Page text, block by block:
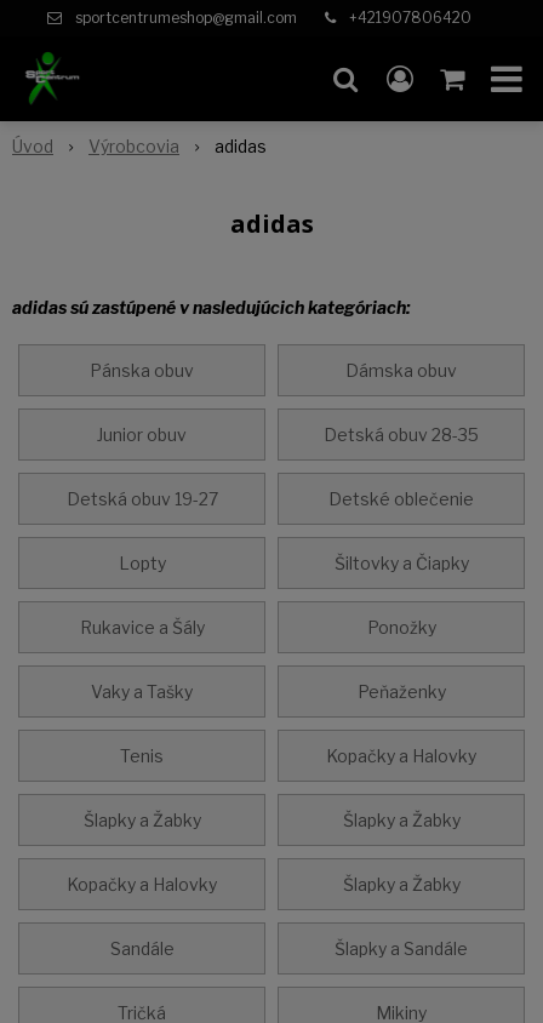
sportcentrumeshop@gmail.com +421907806420
Úvod Výrobcovia adidas
adidas
adidas sú zastúpené v nasledujúcich kategóriach:
Pánska obuv Dámska obuv
Junior obuv Detská obuv 28-35
Detská obuv 19-27 Detské oblečenie
Lopty Šiltovky a Čiapky
Rukavice a Šály Ponožky
Vaky a Tašky Peňaženky
Tenis Kopačky a Halovky
Šlapky a Žabky Šlapky a Žabky
Kopačky a Halovky Šlapky a Žabky
Sandále Šlapky a Sandále
Tričká Mikiny